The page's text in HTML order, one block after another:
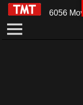
6056